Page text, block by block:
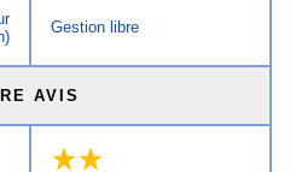
Gestion libre
AVIS